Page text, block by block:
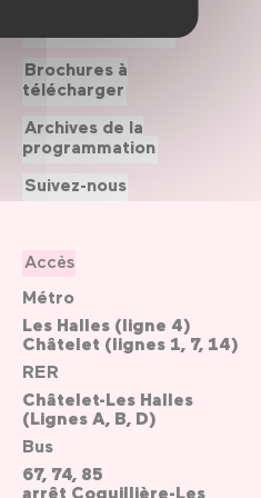
Accès
Métro
Les Halles (ligne 4)
Châtelet (lignes 1, 7, 14)
RER
Châtelet-Les Halles
(Lignes A, B, D)
Bus
67, 74, 85
arrêt Coquillière-Les
Brochures à
télécharger
Archives de la
programmation
Suivez-nous